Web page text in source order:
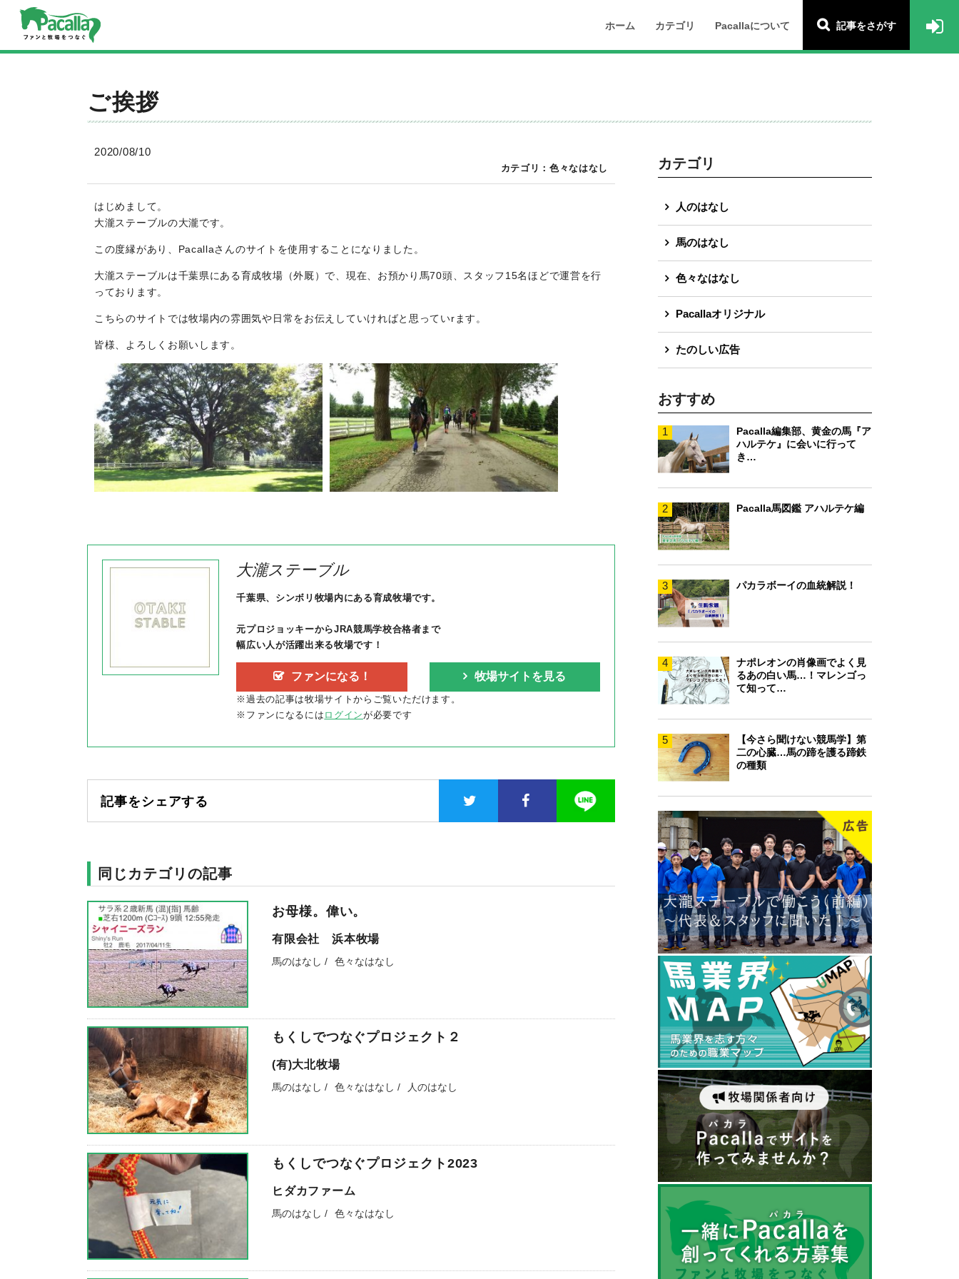
ホーム カテゴリ Pacallaについて 記事をさがす
ご挨拶
2020/08/10
カテゴリ：色々なはなし
はじめまして。
大瀧ステーブルの大瀧です。
この度縁があり、Pacallaさんのサイトを使用することになりました。
大瀧ステーブルは千葉県にある育成牧場（外厩）で、現在、お預かり馬70頭、スタッフ15名ほどで運営を行
っております。
こちらのサイトでは牧場内の雰囲気や日常をお伝えしていければと思っていrます。
皆様、よろしくお願いします。
大瀧ステーブル
千葉県、シンボリ牧場内にある育成牧場です。
元プロジョッキーからJRA競馬学校合格者まで
幅広い人が活躍出来る牧場です！
ファンになる！ 牧場サイトを見る
※過去の記事は牧場サイトからご覧いただけます。
※ファンになるには ログインが必要です
記事をシェアする
同じカテゴリの記事
お母様。偉い。
有限会社 浜本牧場
馬のはなし 色々なはなし
もくしでつなぐプロジェクト２
(有)大北牧場
馬のはなし 色々なはなし 人のはなし
もくしでつなぐプロジェクト2023
ヒダカファーム
馬のはなし 色々なはなし
カテゴリ
人のはなし
馬のはなし
色々なはなし
Pacallaオリジナル
たのしい広告
おすすめ
1
Pacalla編集部、黄金の馬『ア
ハルテケ』に会いに行って
き…
2 Pacalla馬図鑑 アハルテケ編
3 パカラボーイの血統解説！
4
ナポレオンの肖像画でよく見
るあの白い馬…！マレンゴっ
て知って…
5
【今さら聞けない競馬学】第
二の心臓…馬の蹄を護る蹄鉄
の種類